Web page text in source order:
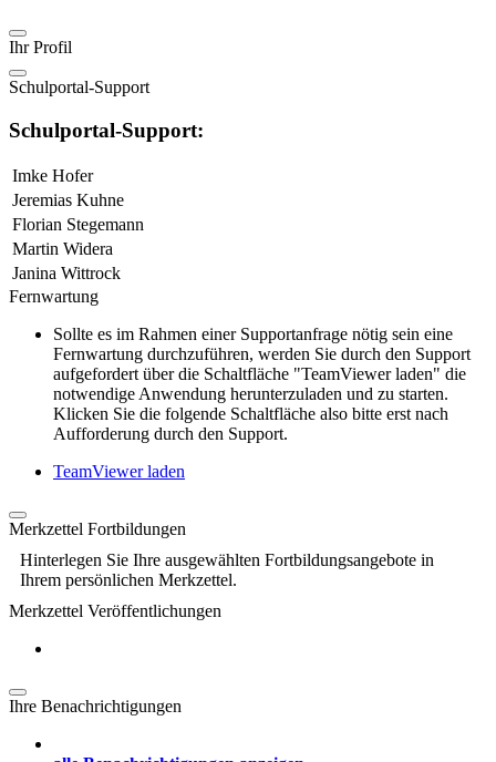
Ihr Profil
Schulportal-Support
Schulportal-Support:
Imke Hofer
Jeremias Kuhne
Florian Stegemann
Martin Widera
Janina Wittrock
Fernwartung
Sollte es im Rahmen einer Supportanfrage nötig sein eine
Fernwartung durchzuführen, werden Sie durch den Support
aufgefordert über die Schaltfläche "TeamViewer laden" die
notwendige Anwendung herunterzuladen und zu starten.
Klicken Sie die folgende Schaltfläche also bitte erst nach
Aufforderung durch den Support.
TeamViewer laden
Merkzettel Fortbildungen
Hinterlegen Sie Ihre ausgewählten Fortbildungsangebote in
Ihrem persönlichen Merkzettel.
Merkzettel Veröffentlichungen
Ihre Benachrichtigungen